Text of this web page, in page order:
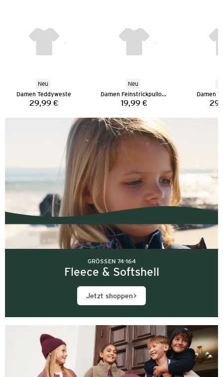
Neu
Damen Teddyweste
Preis:
29,99 €
Neu
Damen Feinstrickpullover
Preis:
19,99 €
Damen
GRÖSSEN 74-164
Fleece & Softshell
Jetzt shoppen